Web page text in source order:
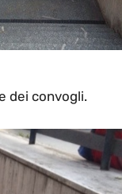
dei convogli.